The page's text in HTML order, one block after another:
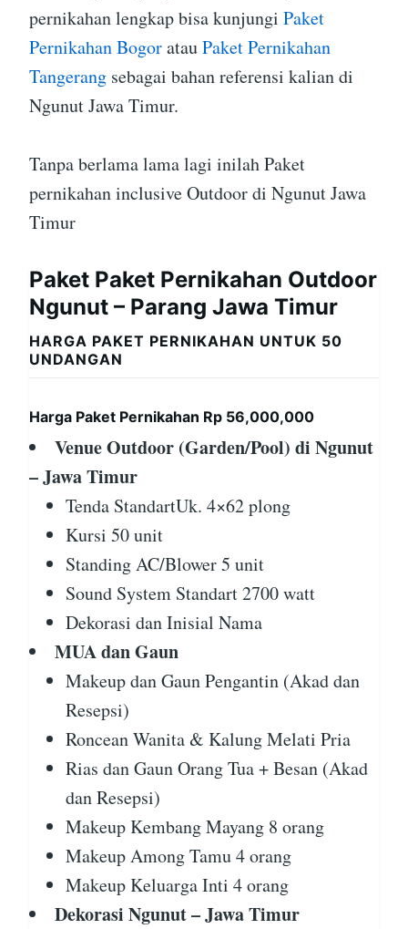
pernikahan lengkap bisa kunjungi Paket
Pernikahan BogoratauPaket Pernikahan
Tangerang sebagai bahan referensi kalian di
Ngunut Jawa Timur.
Tanpa berlama lama lagi inilah Paket
pernikahan inclusive Outdoor di Ngunut Jawa
Timur
Paket Paket Pernikahan Outdoor
Ngunut – Parang Jawa Timur
HARGA PAKET PERNIKAHAN UNTUK 50
UNDANGAN
Harga Paket Pernikahan Rp 56,000,000
Venue Outdoor (Garden/Pool) di Ngunut
– Jawa Timur
Tenda StandartUk. 4×62 plong
Kursi 50 unit
Standing AC/Blower 5 unit
Sound System Standart 2700 watt
Dekorasi dan Inisial Nama
MUA dan Gaun
Makeup dan Gaun Pengantin (Akad dan
Resepsi)
Roncean Wanita & Kalung Melati Pria
Rias dan Gaun Orang Tua + Besan (Akad
dan Resepsi)
Makeup Kembang Mayang 8 orang
Makeup Among Tamu 4 orang
Makeup Keluarga Inti 4 orang
Dekorasi Ngunut – Jawa Timur